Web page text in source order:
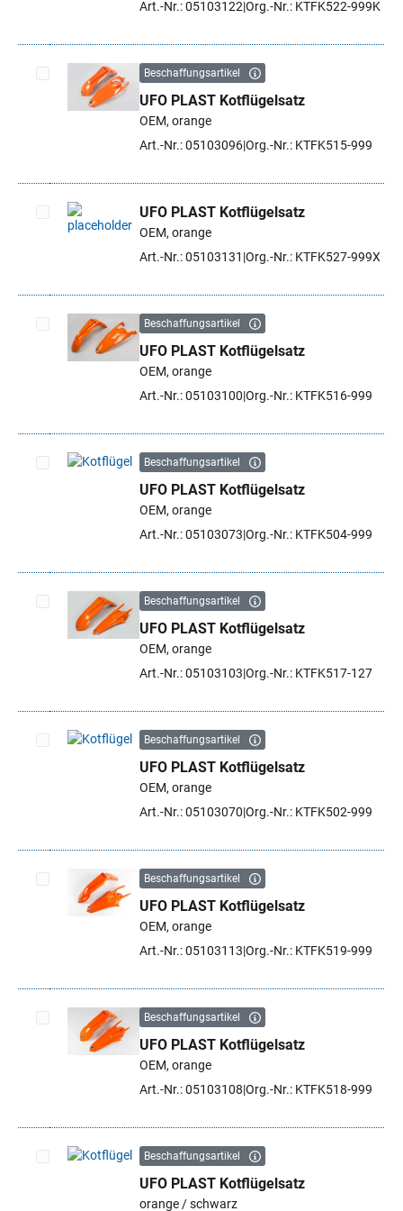
Art.-Nr.: 05103122 Org.-Nr.: KTFK522-999K
Artikel auswählen
Beschaffungsartikel
UFO PLAST Kotflügelsatz
OEM, orange
Art.-Nr.: 05103096Org.-Nr.: KTFK515-999
Artikel auswählen
UFO PLAST Kotflügelsatz
OEM, orange
Art.-Nr.: 05103131 Org.-Nr.: KTFK527-999X
Artikel auswählen
Beschaffungsartikel
UFO PLAST Kotflügelsatz
OEM, orange
Art.-Nr.: 05103100 Org.-Nr.: KTFK516-999
Artikel auswählen
Beschaffungsartikel
UFO PLAST Kotflügelsatz
OEM, orange
Art.-Nr.: 05103073 Org.-Nr.: KTFK504-999
Artikel auswählen
Beschaffungsartikel
UFO PLAST Kotflügelsatz
OEM, orange
Art.-Nr.: 05103103 Org.-Nr.: KTFK517-127
Artikel auswählen
Beschaffungsartikel
UFO PLAST Kotflügelsatz
OEM, orange
Art.-Nr.: 05103070 Org.-Nr.: KTFK502-999
Artikel auswählen
Beschaffungsartikel
UFO PLAST Kotflügelsatz
OEM, orange
Art.-Nr.: 05103113 Org.-Nr.: KTFK519-999
Artikel auswählen
Beschaffungsartikel
UFO PLAST Kotflügelsatz
OEM, orange
Art.-Nr.: 05103108 Org.-Nr.: KTFK518-999
Artikel auswählen
Beschaffungsartikel
UFO PLAST Kotflügelsatz
orange / schwarz